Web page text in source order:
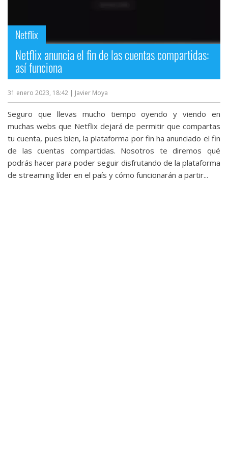
Netflix
Netflix anuncia el fin de las cuentas compartidas:
así funciona
31 enero 2023, 18:42 | Javier Moya
Seguro que llevas mucho tiempo oyendo y viendo en
muchas webs que Netflix dejará de permitir que compartas
tu cuenta, pues bien, la plataforma por fin ha anunciado el fin
de las cuentas compartidas. Nosotros te diremos qué
podrás hacer para poder seguir disfrutando de la plataforma
de streaming líder en el país y cómo funcionarán a partir...